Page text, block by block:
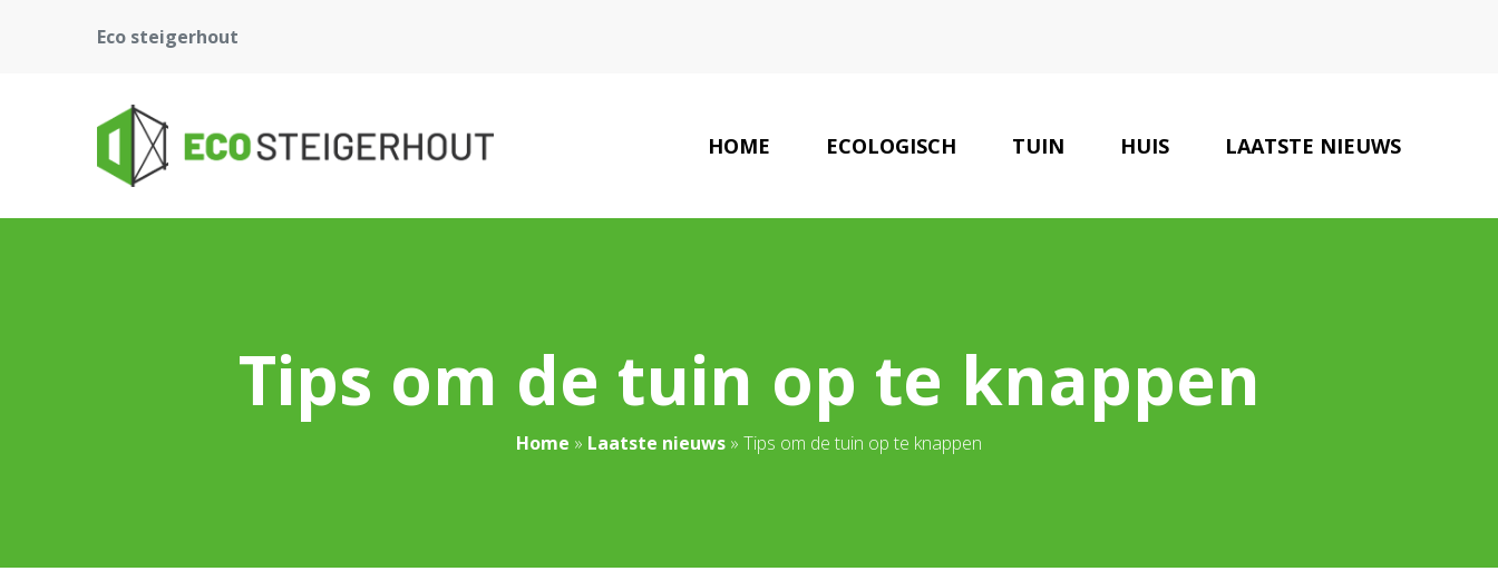
Eco steigerhout
HOME ECOLOGISCH TUIN HUIS LAATSTE NIEUWS
Tips om de tuin op te knappen
Home » Laatste nieuws » Tips om de tuin op te knappen